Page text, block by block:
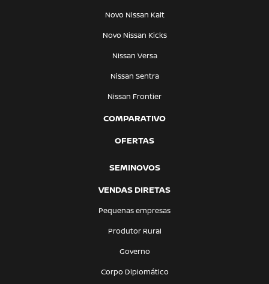
Novo Nissan Kait
Novo Nissan Kicks
Nissan Versa
Nissan Sentra
Nissan Frontier
COMPARATIVO
OFERTAS
SEMINOVOS
VENDAS DIRETAS
Pequenas empresas
Produtor Rural
Governo
Corpo Diplomático